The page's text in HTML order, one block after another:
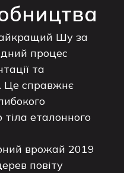
Шу за
процес
та
Це справжнє
тіла еталонного
врожай 2019
повіту